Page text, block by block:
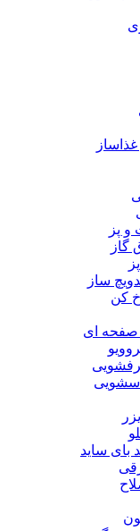
و پز
گاز
ساز
کن
صفحه ای
بای ساید